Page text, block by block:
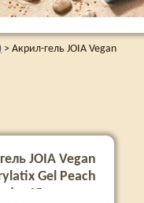
> Акрил-гель JOIA Vegan
JOIA Vegan
Gel Peach
15 мл